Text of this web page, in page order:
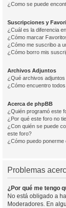
¿Como se puede
Suscripciones y
¿Cuál es la diferencia
¿Cómo marcar
¿Cómo me suscribo a
¿Cómo borro mis
Archivos Adjuntos
¿Qué archivos
¿Cómo encuentro
Acerca de phpBB
¿Quién programó este
¿Por qué este foro no
¿Con quién se puede
este foro?
¿Cómo puedo
Problemas
¿Por qué me tengo
No está obligado a
Moderadores. En